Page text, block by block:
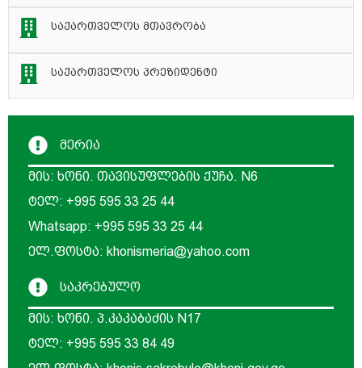
საქართველოს მთავრობა
საქართველოს პრეზიდენტი
მერია
მის: ხონი. თავისუფლების ქუჩა. N6
ტელ: +995 595 33 25 44
Whatsapp: +995 595 33 25 44
ელ.ფოსტა: khonismeria@yahoo.com
საკრებულო
მის: ხონი. პ.კაკაბაძის N17
ტელ: +995 595 33 84 49